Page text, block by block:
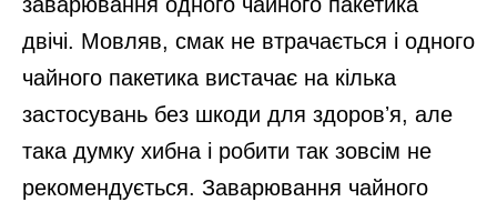
двічі. Мовляв, смак не втрачається і одного
чайного пакетика вистачає на кілька
застосувань без шкоди для здоровʼя, але
така думку хибна і робити так зовсім не
рекомендується. Заварювання чайного